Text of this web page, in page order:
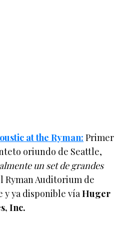
at the Ryman: Primer
oriundo de Seattle,
un set de grandes
Ryman Auditorium de
y ya disponible víaHuger
Inc.